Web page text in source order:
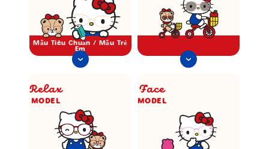
Mẫu Tiêu Chuẩn / Mẫu Trẻ
Em
Relax
MODEL
Face
MODEL